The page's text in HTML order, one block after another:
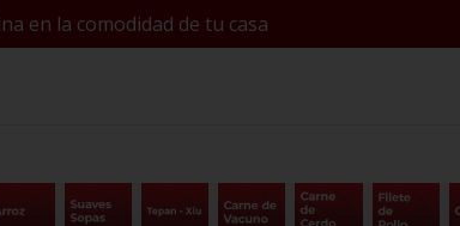
en la comodidad de tu casa